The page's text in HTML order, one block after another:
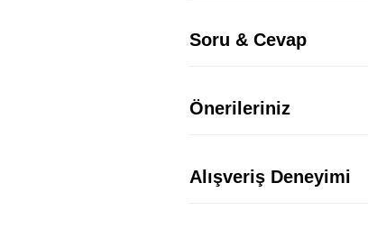
Soru & Cevap
Önerileriniz
Alışveriş Deneyimi